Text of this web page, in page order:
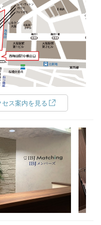
セス案内を見る